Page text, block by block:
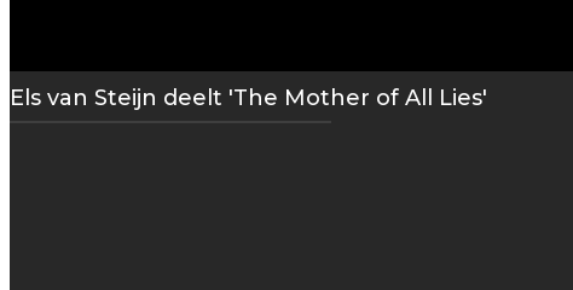
Els van Steijn deelt 'The Mother of All Lies'